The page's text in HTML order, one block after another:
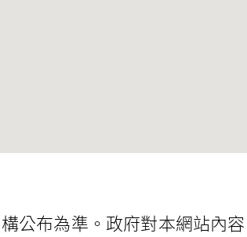
公布為準。政府對本網站內